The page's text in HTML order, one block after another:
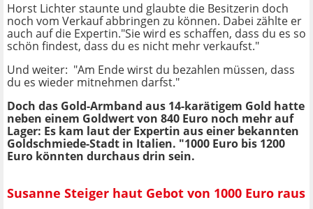
Horst Lichter staunte und glaubte die Besitzerin doch
noch vom Verkauf abbringen zu können. Dabei zählte er
auch auf die Expertin."Sie wird es schaffen, dass du es so
schön findest, dass du es nicht mehr verkaufst."
Und weiter: "Am Ende wirst du bezahlen müssen, dass
du es wieder mitnehmen darfst."
Doch das Gold-Armband aus 14-karätigem Gold hatte
neben einem Goldwert von 840 Euro noch mehr auf
Lager: Es kam laut der Expertin aus einer bekannten
Goldschmiede-Stadt in Italien. "1000 Euro bis 1200
Euro könnten durchaus drin sein.
Susanne Steiger haut Gebot von 1000 Euro raus